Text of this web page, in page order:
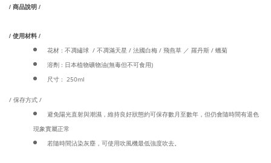
/ 商品說明 /
/ 使用材料 /
花材 : 不凋繡球 / 不凋滿天星 / 法國白梅 / 飛燕草 ／ 羅丹斯 / 蠟菊
溶劑 : 日本植物礦物油(無毒但不可食用)
尺寸 : 250ml
/ 保存方式 /
避免陽光直射與潮濕，維持良好狀態約可保存數月至數年，但仍會隨時間有退色
現象實屬正常
若隨時間沾染灰塵，可使用吹風機最低強度吹去。